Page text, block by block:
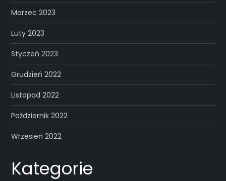
Marzec 2023
Luty 2023
Styczeń 2023
Grudzień 2022
Listopad 2022
Październik 2022
Wrzesień 2022
Kategorie